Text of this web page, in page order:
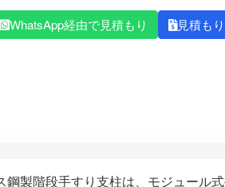
WhatsApp経由で見積もり 見積も
鋼製階段手すり支柱は、モジュール